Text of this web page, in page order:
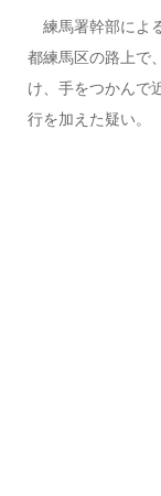
練馬署幹部によ
都練馬区の路上で
け、手をつかんで
行を加えた疑い。